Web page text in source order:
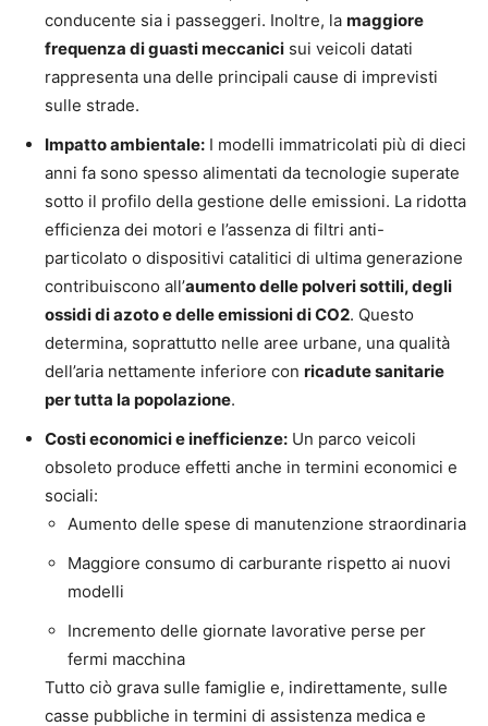
conducente sia i passeggeri. Inoltre, la maggiore
frequenza di guasti meccanici sui veicoli datati
rappresenta una delle principali cause di imprevisti
sulle strade.
Impatto ambientale: I modelli immatricolati più di dieci
anni fa sono spesso alimentati da tecnologie superate
sotto il profilo della gestione delle emissioni. La ridotta
efficienza dei motori e l’assenza di filtri anti-
particolato o dispositivi catalitici di ultima generazione
contribuiscono all’aumento delle polveri sottili, degli
ossidi di azoto e delle emissioni di CO2. Questo
determina, soprattutto nelle aree urbane, una qualità
dell’aria nettamente inferiore con ricadute sanitarie
per tutta la popolazione.
Costi economici e inefficienze: Un parco veicoli
obsoleto produce effetti anche in termini economici e
sociali:
Aumento delle spese di manutenzione straordinaria
Maggiore consumo di carburante rispetto ai nuovi
modelli
Incremento delle giornate lavorative perse per
fermi macchina
Tutto ciò grava sulle famiglie e, indirettamente, sulle
casse pubbliche in termini di assistenza medica e